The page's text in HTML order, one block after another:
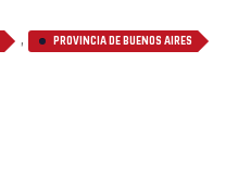
, PROVINCIA DE BUENOS AIRES